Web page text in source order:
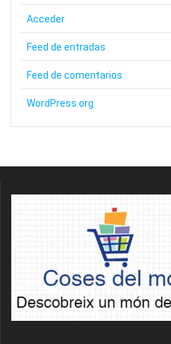
Acceder
Feed de entradas
Feed de comentarios
WordPress.org